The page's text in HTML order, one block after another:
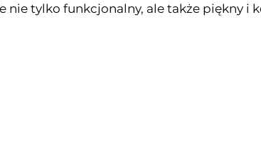
tylko funkcjonalny, ale także piękny i